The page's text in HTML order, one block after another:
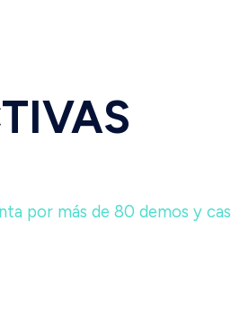
por más de 80 demos y